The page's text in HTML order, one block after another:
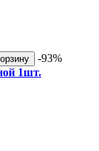
-93%
1шт.